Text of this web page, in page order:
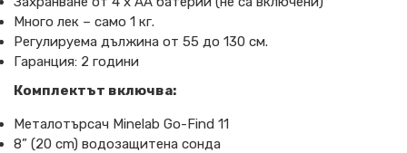
Много лек – само 1 кг.
Регулируема дължина от 55 до 130 см.
Гаранция: 2 години
Комплектът включва:
Металотърсач Minelab Go-Find 11
8” (20 cm) водозащитена сонда